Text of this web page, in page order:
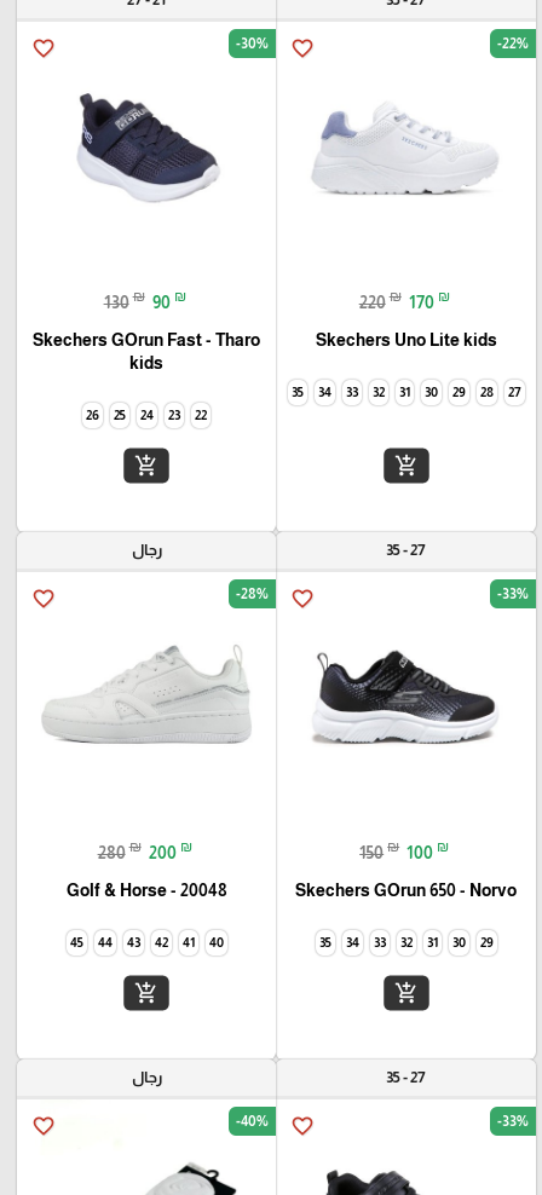
favorite_border -22%
220 ₪ 170 ₪
Skechers Uno Lite kids
27
28
29
30
31
32
33
34
35
add_shopping_cart
favorite_border -30%
130 ₪ 90 ₪
Skechers GOrun Fast - Tharo
kids
22
23
24
25
26
add_shopping_cart
27 - 35
favorite_border -33%
150 ₪ 100 ₪
Skechers GOrun 650 - Norvo
29
30
31
32
33
34
35
add_shopping_cart
رجال
favorite_border -28%
280 ₪ 200 ₪
Golf & Horse - 20048
40
41
42
43
44
45
add_shopping_cart
27 - 35
favorite_border -33%
رجال
favorite_border -40%